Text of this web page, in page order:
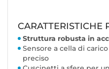
CARATTERISTICHE
Struttura robusta in
Sensore a cella di
preciso